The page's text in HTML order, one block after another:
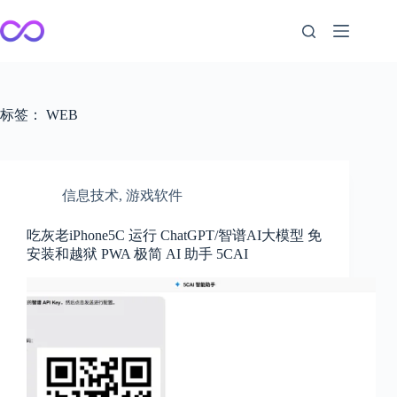
至
内
标签： WEB
信息技术, 游戏软件
吃灰老iPhone5C 运行 ChatGPT/智谱AI大模型 免
安装和越狱 PWA 极简 AI 助手 5CAI